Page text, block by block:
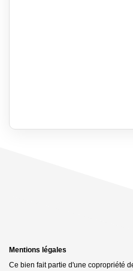
Mentions légales
Ce bien fait partie d'une copropriété